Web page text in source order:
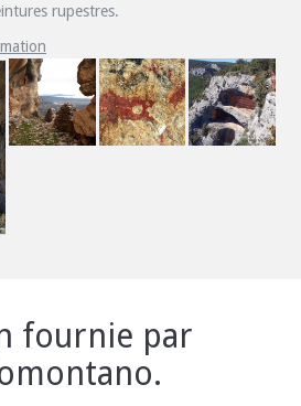
rupestres.
fournie par